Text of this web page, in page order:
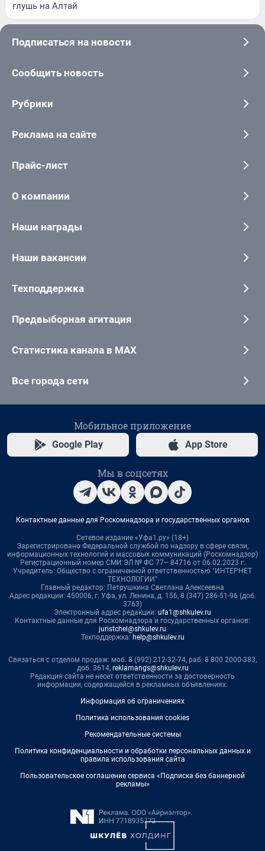
глушь на Алтай
Подписаться на новости
Сообщить новость
Рубрики
Реклама на сайте
Прайс-лист
О компании
Наши награды
Наши вакансии
Техподдержка
Предвыборная агитация
Статистика канала в MAX
Все города сети
Мобильное приложение
Google Play App Store
Мы в соцсетях
Контактные данные для Роскомнадзора и государственных органов
Сетевое издание «Уфа1.ру» (18+)
Зарегистрировано Федеральной службой по надзору в сфере связи,
информационных технологий и массовых коммуникаций (Роскомнадзор)
Регистрационный номер СМИ ЭЛ № ФС 77– 84716 от 06.02.2023 г.
Учредитель: Общество с ограниченной ответственностью "ИНТЕРНЕТ
ТЕХНОЛОГИИ"
Главный редактор: Петрушкина Светлана Алексеевна
Адрес редакции: 450006, г. Уфа, ул. Ленина, д. 156, 8 (347) 286-51-96 (доб.
3763)
Электронный адрес редакции: ufa1@shkulev.ru
Контактные данные для Роскомнадзора и государственных органов:
juristchel@shkulev.ru
Техподдержка: help@shkulev.ru
Связаться с отделом продаж: моб. 8 (992) 212-32-74, раб. 8 800 2000-383,
доб. 3614, reklamangs@shkulev.ru
Редакция сайта не несет ответственности за достоверность
информации, содержащейся в рекламных объявлениях.
Информация об ограничениях
Политика использования cookies
Рекомендательные системы
Политика конфиденциальности и обработки персональных данных и
правила использования сайта
Пользовательское соглашение сервиса «Подписка без баннерной
рекламы»